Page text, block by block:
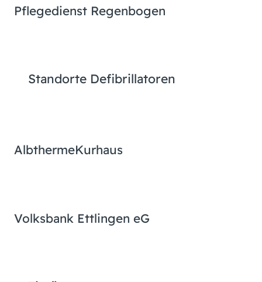
Pflegedienst Regenbogen
Standorte Defibrillatoren
AlbthermeKurhaus
Volksbank Ettlingen eG